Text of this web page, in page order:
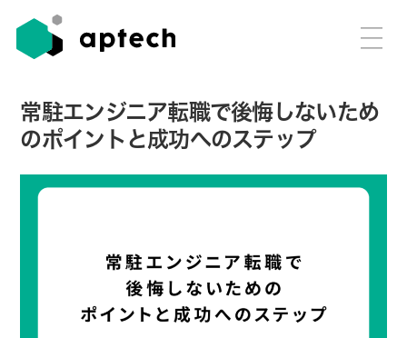
常駐エンジニア転職で後悔しないため
のポイントと成功へのステップ